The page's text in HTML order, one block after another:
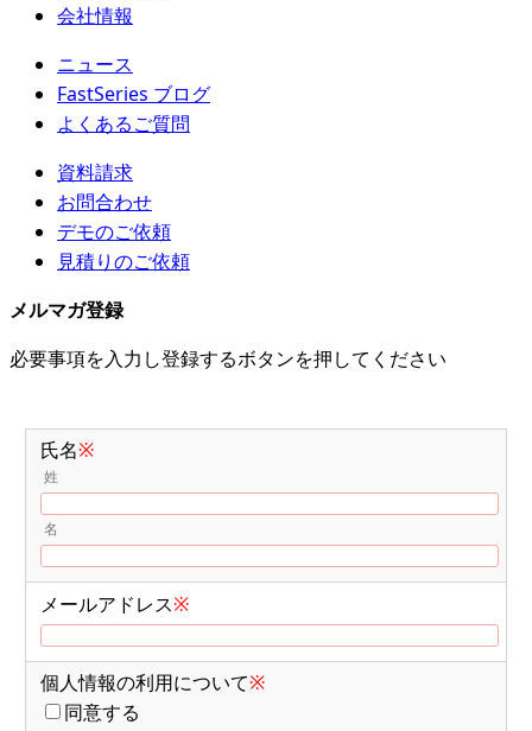
会社情報
ニュース
FastSeries ブログ
よくあるご質問
資料請求
お問合わせ
デモのご依頼
見積りのご依頼
メルマガ登録
必要事項を入力し登録するボタンを押してください
氏名※
姓
名
メールアドレス※
個人情報の利用について※
同意する